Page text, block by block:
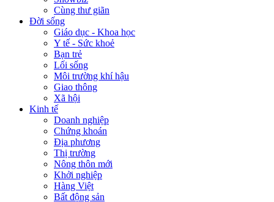
Cùng thư giãn
Đời sống
Giáo dục - Khoa học
Y tế - Sức khoẻ
Bạn trẻ
Lối sống
Môi trường khí hậu
Giao thông
Xã hội
Kinh tế
Doanh nghiệp
Chứng khoán
Địa phương
Thị trường
Nông thôn mới
Khởi nghiệp
Hàng Việt
Bất động sản